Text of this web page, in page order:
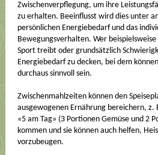
Zwischenverpflegung, um ihre
zu erhalten. Beeinflusst wird dies unter
persönlichen Energiebedarf und das
Bewegungsverhalten. Wer
Sport treibt oder grundsätzlich
Energiebedarf zu decken, bei dem
durchaus sinnvoll sein.
Zwischenmahlzeiten können den
ausgewogenen Ernährung bereichern, z.
«5 am Tag» (3 Portionen Gemüse und 2
kommen und sie können auch helfen,
vorzubeugen.